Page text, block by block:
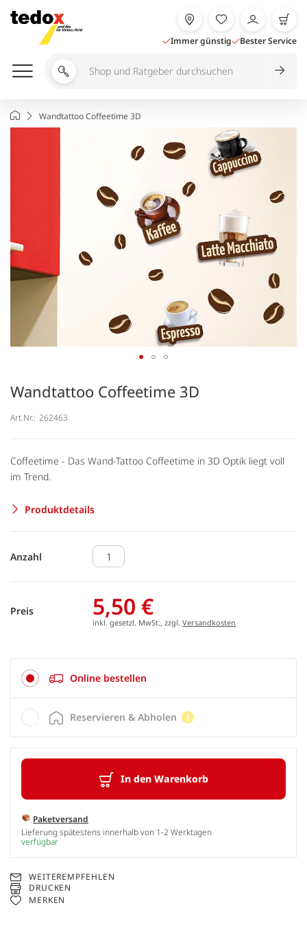
Inhalt
springen
Immer günstig Bester Service
Shop
durchsuchen
StartseiteWandtattoo Coffeetime 3D
Wandtattoo Coffeetime 3D
Art.Nr.: 262463
Coffeetime - Das Wand-Tattoo Coffeetime in 3D Optik liegt voll
im Trend.
Produktdetails
Anzahl
Preis 5,50 €
inkl. gesetzl. MwSt., zzgl. Versandkosten
Online bestellen
In den Warenkorb
Paketversand
Lieferung spätestens innerhalb von 1-2 Werktagen
verfügbar
Reservieren & Abholen
WEITEREMPFEHLEN
DRUCKEN
MERKEN